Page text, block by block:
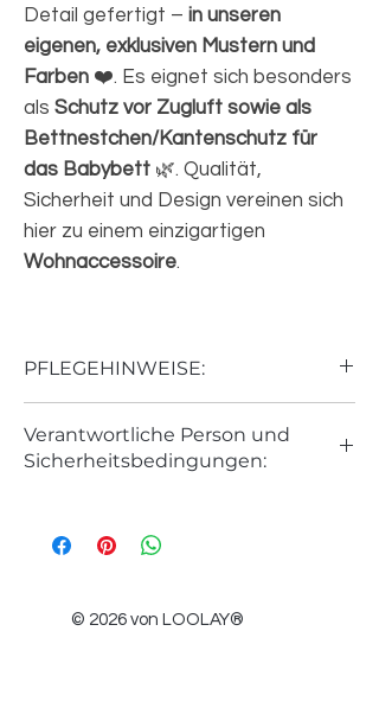
Detail gefertigt – in unseren
eigenen, exklusiven Mustern und
Farben ❤️. Es eignet sich besonders
als Schutz vor Zugluft sowie als
Bettnestchen/Kantenschutz für
das Babybett 🌿. Qualität,
Sicherheit und Design vereinen sich
hier zu einem einzigartigen
Wohnaccessoire.
PFLEGEHINWEISE:
- niedrige Schleuderwerte in der
Waschmaschine (bis 500 Umdrehungen)
Ausbleichen
(Produkt aus natürlicher Baumwolle ohne
Verantwortliche Person und
Sicherheitsbedingungen:
Löwenbrucher Weg 1
12307 Berlin, Deutschland
Produktdokumentation
© 2026 von LOOLAY®